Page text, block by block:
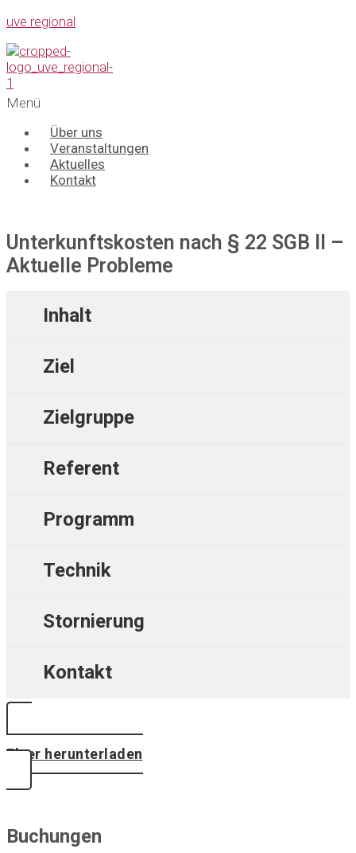
uve regional
Menü
Über uns
Veranstaltungen
Aktuelles
Kontakt
Unterkunftskosten nach § 22 SGB II –
Aktuelle Probleme
Inhalt
Ziel
Zielgruppe
Referent
Programm
Technik
Stornierung
Kontakt
Flyer herunterladen
Buchungen